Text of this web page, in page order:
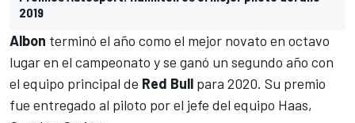
2019
Albon terminó el año como el mejor novato en octavo
lugar en el campeonato y se ganó un segundo año con
el equipo principal de Red Bull para 2020. Su premio
fue entregado al piloto por el jefe del equipo Haas,